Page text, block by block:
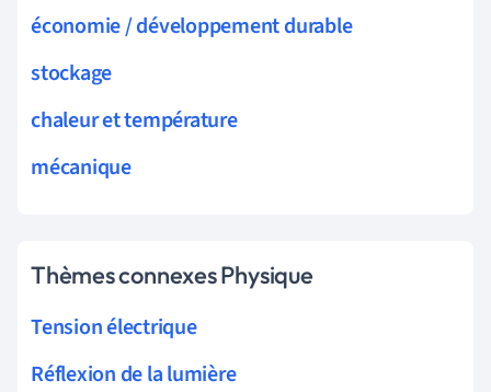
économie / développement durable
stockage
chaleur et température
mécanique
Thèmes connexes Physique
Tension électrique
Réflexion de la lumière